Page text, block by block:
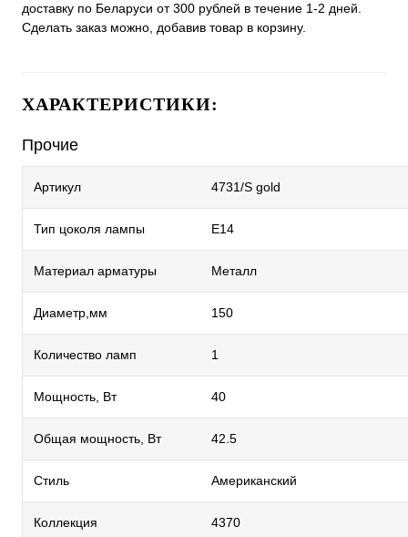
доставку по Беларуси от 300 рублей в течение 1-2 дней.
Сделать заказ можно, добавив товар в корзину.
ХАРАКТЕРИСТИКИ:
Прочие
Артикул 4731/S gold
Тип цоколя лампы E14
Материал арматуры Металл
Диаметр,мм 150
Количество ламп 1
Мощность, Вт 40
Общая мощность, Вт 42.5
Стиль Американский
Коллекция 4370